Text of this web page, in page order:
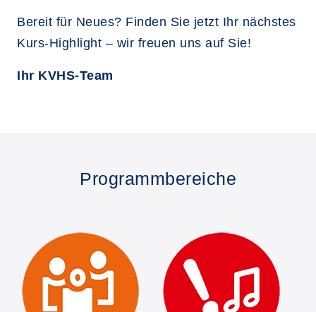
Bereit für Neues? Finden Sie jetzt Ihr nächstes
Kurs-Highlight – wir freuen uns auf Sie!
Ihr KVHS-Team
Programmbereiche